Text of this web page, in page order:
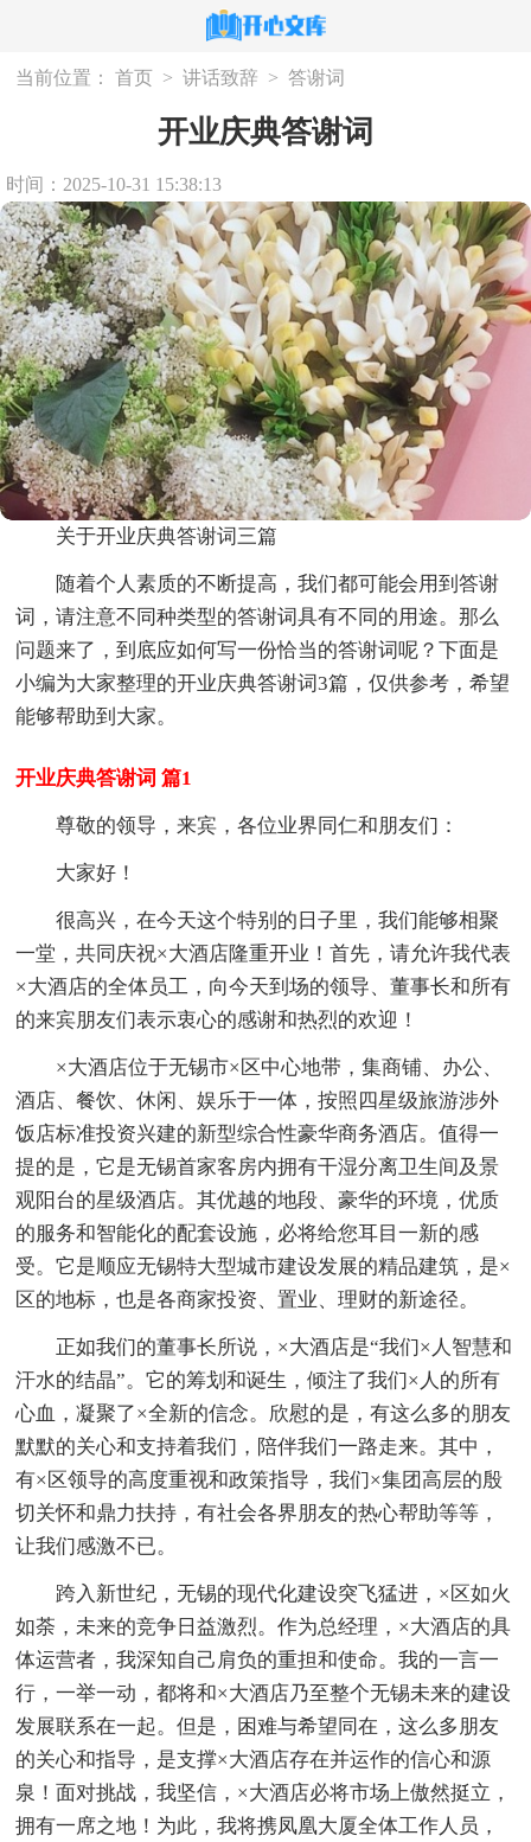
当前位置： 首页 > 讲话致辞 > 答谢词
开业庆典答谢词
时间：2025-10-31 15:38:13
关于开业庆典答谢词三篇
随着个人素质的不断提高，我们都可能会用到答谢
词，请注意不同种类型的答谢词具有不同的用途。那么
问题来了，到底应如何写一份恰当的答谢词呢？下面是
小编为大家整理的开业庆典答谢词3篇，仅供参考，希望
能够帮助到大家。
开业庆典答谢词 篇1
尊敬的领导，来宾，各位业界同仁和朋友们：
大家好！
很高兴，在今天这个特别的日子里，我们能够相聚
一堂，共同庆祝×大酒店隆重开业！首先，请允许我代表
×大酒店的全体员工，向今天到场的领导、董事长和所有
的来宾朋友们表示衷心的感谢和热烈的欢迎！
×大酒店位于无锡市×区中心地带，集商铺、办公、
酒店、餐饮、休闲、娱乐于一体，按照四星级旅游涉外
饭店标准投资兴建的新型综合性豪华商务酒店。值得一
提的是，它是无锡首家客房内拥有干湿分离卫生间及景
观阳台的星级酒店。其优越的地段、豪华的环境，优质
的服务和智能化的配套设施，必将给您耳目一新的感
受。它是顺应无锡特大型城市建设发展的精品建筑，是×
区的地标，也是各商家投资、置业、理财的新途径。
正如我们的董事长所说，×大酒店是“我们×人智慧和
汗水的结晶”。它的筹划和诞生，倾注了我们×人的所有
心血，凝聚了×全新的信念。欣慰的是，有这么多的朋友
默默的关心和支持着我们，陪伴我们一路走来。其中，
有×区领导的高度重视和政策指导，我们×集团高层的殷
切关怀和鼎力扶持，有社会各界朋友的热心帮助等等，
让我们感激不已。
跨入新世纪，无锡的现代化建设突飞猛进，×区如火
如荼，未来的竞争日益激烈。作为总经理，×大酒店的具
体运营者，我深知自己肩负的重担和使命。我的一言一
行，一举一动，都将和×大酒店乃至整个无锡未来的建设
发展联系在一起。但是，困难与希望同在，这么多朋友
的关心和指导，是支撑×大酒店存在并运作的信心和源
泉！面对挑战，我坚信，×大酒店必将市场上傲然挺立，
拥有一席之地！为此，我将携凤凰大厦全体工作人员，